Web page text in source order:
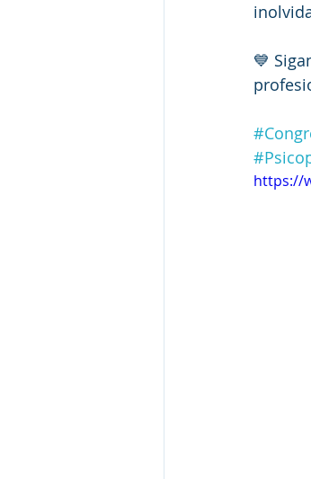
💙
https://